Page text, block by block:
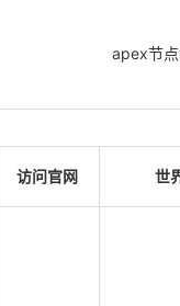
apex节
访问官网 世